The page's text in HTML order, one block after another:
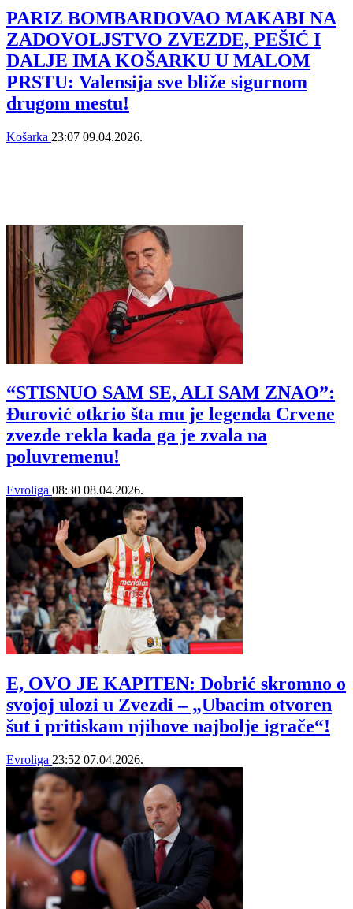
PARIZ BOMBARDOVAO MAKABI NA
ZADOVOLJSTVO ZVEZDE, PEŠIĆ I
DALJE IMA KOŠARKU U MALOM
PRSTU: Valensija sve bliže sigurnom
drugom mestu!
Košarka 23:07 09.04.2026.
“STISNUO SAM SE, ALI SAM ZNAO”:
Đurović otkrio šta mu je legenda Crvene
zvezde rekla kada ga je zvala na
poluvremenu!
Evroliga 08:30 08.04.2026.
E, OVO JE KAPITEN: Dobrić skromno o
svojoj ulozi u Zvezdi – „Ubacim otvoren
šut i pritiskam njihove najbolje igrače“!
Evroliga 23:52 07.04.2026.